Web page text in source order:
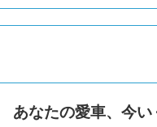
あなたの愛車、今い